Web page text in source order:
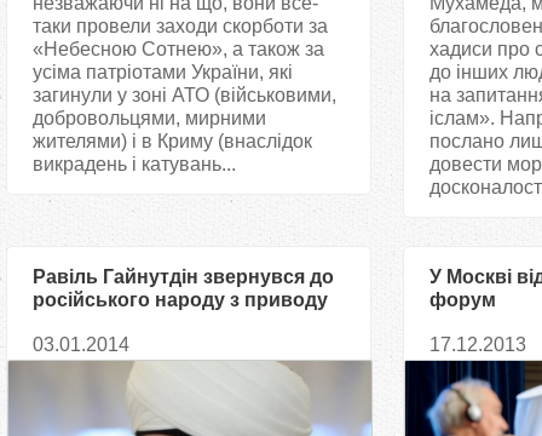
таки провели заходи скорботи за
«Небесною Сотнею», а також за
усіма патріотами України, які
загинули у зоні АТО (військовими,
добровольцями, мирними
жителями) і в Криму (внаслідок
викрадень і катувань...
хадиси про
до інших
на
іслам».
послано
довести
Равіль Гайнутдін звернувся до
російського народу з приводу
03.01.2014
У Москві
форум
17.12.2013